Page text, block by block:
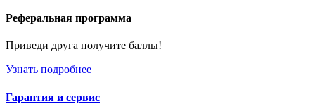
Реферальная программа
Приведи друга получите баллы!
Узнать подробнее
Гарантия и сервис